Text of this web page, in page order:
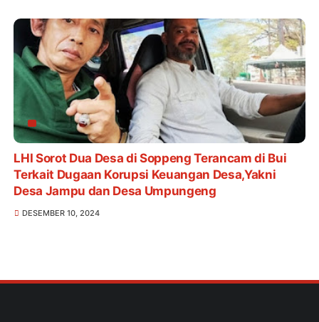
LHI Sorot Dua Desa di Soppeng Terancam di Bui
Terkait Dugaan Korupsi Keuangan Desa,Yakni
Desa Jampu dan Desa Umpungeng
DESEMBER 10, 2024